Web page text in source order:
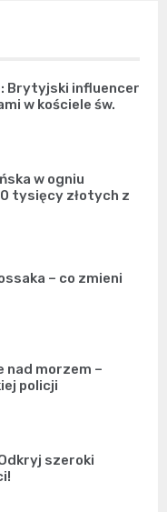
Brytyjski influencer
w kościele św.
w ogniu
tysięcy złotych z
– co zmieni
nad morzem –
policji
szeroki